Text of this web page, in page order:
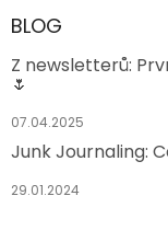
BLOG
Z newsletterů:
🌷
07.04.2025
Junk Journaling:
29.01.2024